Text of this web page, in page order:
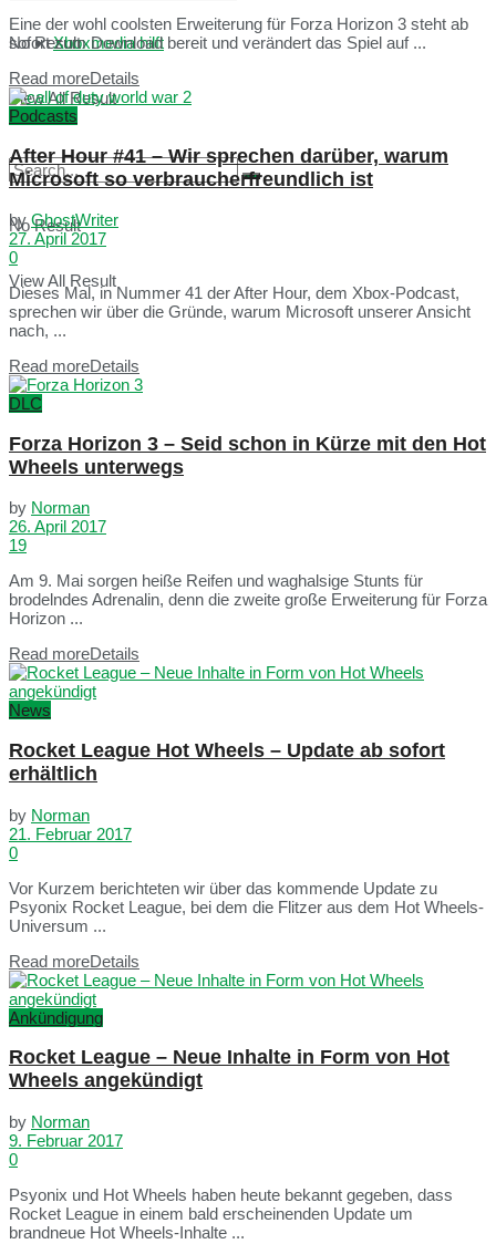
No Result
View All Result
Xboxmedia hilft
No Result
View All Result
Eine der wohl coolsten Erweiterung für Forza Horizon 3 steht ab
sofort zum Download bereit und verändert das Spiel auf ...
Read moreDetails
Podcasts
After Hour #41 – Wir sprechen darüber, warum
Microsoft so verbraucherfreundlich ist
by GhostWriter
27. April 2017
0
Dieses Mal, in Nummer 41 der After Hour, dem Xbox-Podcast,
sprechen wir über die Gründe, warum Microsoft unserer Ansicht
nach, ...
Read moreDetails
DLC
Forza Horizon 3 – Seid schon in Kürze mit den Hot
Wheels unterwegs
by Norman
26. April 2017
19
Am 9. Mai sorgen heiße Reifen und waghalsige Stunts für
brodelndes Adrenalin, denn die zweite große Erweiterung für Forza
Horizon ...
Read moreDetails
News
Rocket League Hot Wheels – Update ab sofort
erhältlich
by Norman
21. Februar 2017
0
Vor Kurzem berichteten wir über das kommende Update zu
Psyonix Rocket League, bei dem die Flitzer aus dem Hot Wheels-
Universum ...
Read moreDetails
Ankündigung
Rocket League – Neue Inhalte in Form von Hot
Wheels angekündigt
by Norman
9. Februar 2017
0
Psyonix und Hot Wheels haben heute bekannt gegeben, dass
Rocket League in einem bald erscheinenden Update um
brandneue Hot Wheels-Inhalte ...